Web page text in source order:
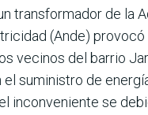
trans­formador de la
(Ande)
vecinos del barrio
suministro de
incon­veniente se